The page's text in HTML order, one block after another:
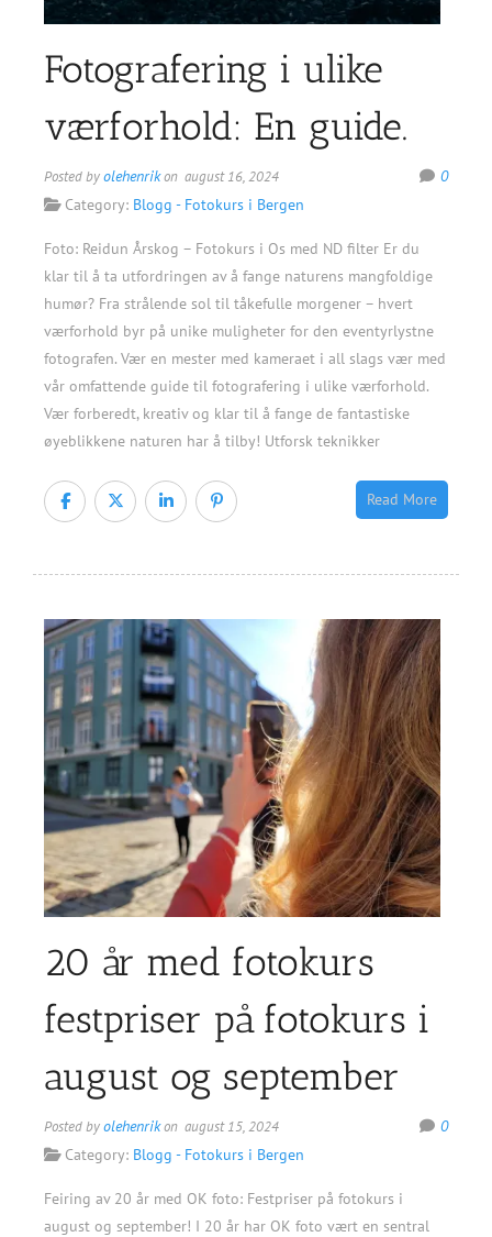
Fotografering i ulike
værforhold: En guide.
Posted byolehenrikon august 16, 2024
0
Category: Blogg - Fotokurs i Bergen
Foto: Reidun Årskog – Fotokurs i Os med ND filter Er du
klar til å ta utfordringen av å fange naturens mangfoldige
humør? Fra strålende sol til tåkefulle morgener – hvert
værforhold byr på unike muligheter for den eventyrlystne
fotografen. Vær en mester med kameraet i all slags vær med
vår omfattende guide til fotografering i ulike værforhold.
Vær forberedt, kreativ og klar til å fange de fantastiske
øyeblikkene naturen har å tilby! Utforsk teknikker
Read More
20 år med fotokurs
festpriser på fotokurs i
august og september
Posted byolehenrikon august 15, 2024
0
Category: Blogg - Fotokurs i Bergen
Feiring av 20 år med OK foto: Festpriser på fotokurs i
august og september! I 20 år har OK foto vært en sentral